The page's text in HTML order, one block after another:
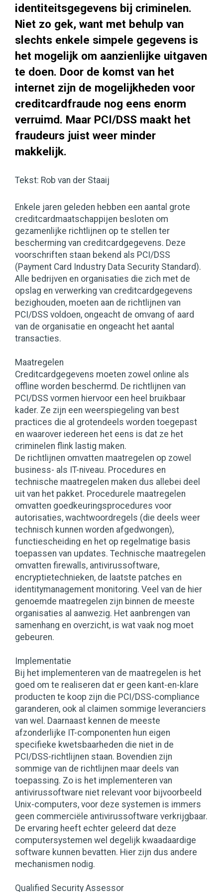
identiteitsgegevens bij criminelen.
Niet zo gek, want met behulp van
slechts enkele simpele gegevens is
het mogelijk om aanzienlijke uitgaven
te doen. Door de komst van het
internet zijn de mogelijkheden voor
creditcardfraude nog eens enorm
verruimd. Maar PCI/DSS maakt het
fraudeurs juist weer minder
makkelijk.
Tekst: Rob van der Staaij
Enkele jaren geleden hebben een aantal grote
creditcardmaatschappijen besloten om
gezamenlijke richtlijnen op te stellen ter
bescherming van creditcardgegevens. Deze
voorschriften staan bekend als PCI/DSS
(Payment Card Industry Data Security Standard).
Alle bedrijven en organisaties die zich met de
opslag en verwerking van creditcardgegevens
bezighouden, moeten aan de richtlijnen van
PCI/DSS voldoen, ongeacht de omvang of aard
van de organisatie en ongeacht het aantal
transacties.
Maatregelen
Creditcardgegevens moeten zowel online als
offline worden beschermd. De richtlijnen van
PCI/DSS vormen hiervoor een heel bruikbaar
kader. Ze zijn een weerspiegeling van best
practices die al grotendeels worden toegepast
en waarover iedereen het eens is dat ze het
criminelen flink lastig maken.
De richtlijnen omvatten maatregelen op zowel
business- als IT-niveau. Procedures en
technische maatregelen maken dus allebei deel
uit van het pakket. Procedurele maatregelen
omvatten goedkeuringsprocedures voor
autorisaties, wachtwoordregels (die deels weer
technisch kunnen worden afgedwongen),
functiescheiding en het op regelmatige basis
toepassen van updates. Technische maatregelen
omvatten firewalls, antivirussoftware,
encryptietechnieken, de laatste patches en
identitymanagement monitoring. Veel van de hier
genoemde maatregelen zijn binnen de meeste
organisaties al aanwezig. Het aanbrengen van
samenhang en overzicht, is wat vaak nog moet
gebeuren.
Implementatie
Bij het implementeren van de maatregelen is het
goed om te realiseren dat er geen kant-en-klare
producten te koop zijn die PCI/DSS-compliance
garanderen, ook al claimen sommige leveranciers
van wel. Daarnaast kennen de meeste
afzonderlijke IT-componenten hun eigen
specifieke kwetsbaarheden die niet in de
PCI/DSS-richtlijnen staan. Bovendien zijn
sommige van de richtlijnen maar deels van
toepassing. Zo is het implementeren van
antivirussoftware niet relevant voor bijvoorbeeld
Unix-computers, voor deze systemen is immers
geen commerciële antivirussoftware verkrijgbaar.
De ervaring heeft echter geleerd dat deze
computersystemen wel degelijk kwaadaardige
software kunnen bevatten. Hier zijn dus andere
mechanismen nodig.
Qualified Security Assessor